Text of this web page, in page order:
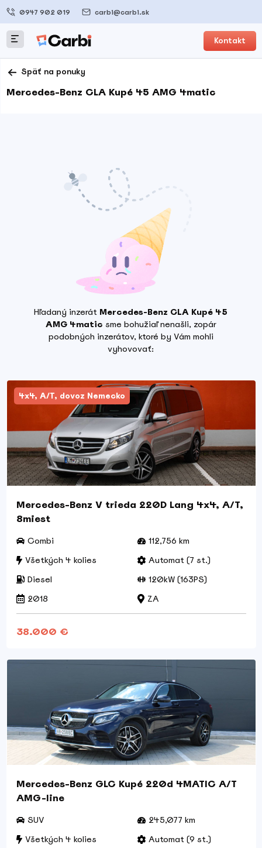
0947 902 019 carbi@carbi.sk
Kontakt
Späť na ponuky
Mercedes-Benz CLA Kupé 45 AMG 4matic
Hľadaný inzerát Mercedes-Benz CLA Kupé 45
AMG 4matic sme bohužiaľ nenašli, zopár
podobných inzerátov, ktoré by Vám mohli
vyhovovať:
4x4, A/T, dovoz Nemecko
Mercedes-Benz V trieda 220D Lang 4x4, A/T,
8miest
Combi
112,756 km
Všetkých 4 kolies
Automat (7 st.)
Diesel
120kW (163PS)
2018
ZA
38.000 €
Mercedes-Benz GLC Kupé 220d 4MATIC A/T
AMG-line
SUV
245,077 km
Všetkých 4 kolies
Automat (9 st.)